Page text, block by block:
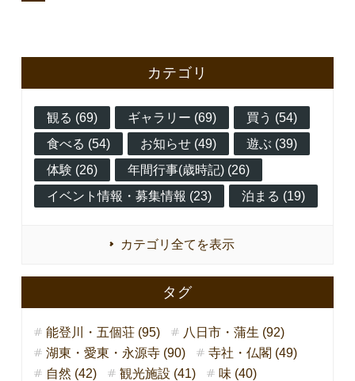
カテゴリ
観る (69) ギャラリー (69)
買う (54)
食べる (54)
お知らせ (49)
遊ぶ (39)
体験 (26)
年間行事(歳時記) (26)
イベント情報・募集情報 (23)
泊まる (19)
カテゴリ全てを表示
タグ
能登川・五個荘 (95)
八日市・蒲生 (92)
湖東・愛東・永源寺 (90)
寺社・仏閣 (49)
自然 (42)
観光施設 (41)
味 (40)